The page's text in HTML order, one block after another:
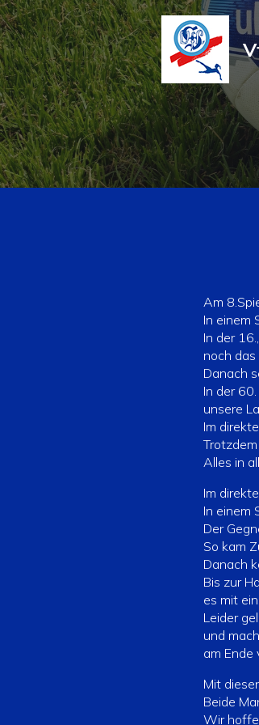
Am
In einem
In der
noch das
Danach
In der
unsere
Im
Alles in
Im
In einem
Der
So kam
Danach
Bis zur
es mit
Leider
und
am
Mit
Beide
Wir